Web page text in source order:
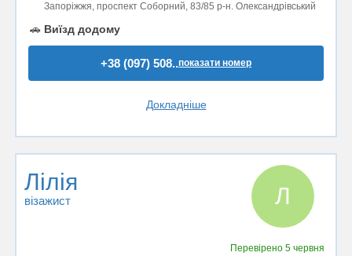
Запоріжжя, проспект Соборний, 83/85 р-н. Олександрівський
🚗 Виїзд додому
+38 (097) 508..показати номер
Докладніше
Лілія
візажист Л
Перевірено 5 червня